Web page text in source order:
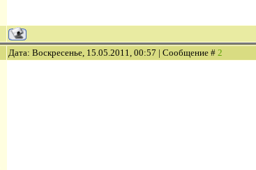
Дата: Воскресенье, 15.05.2011, 00:57 | Сообщение # 2